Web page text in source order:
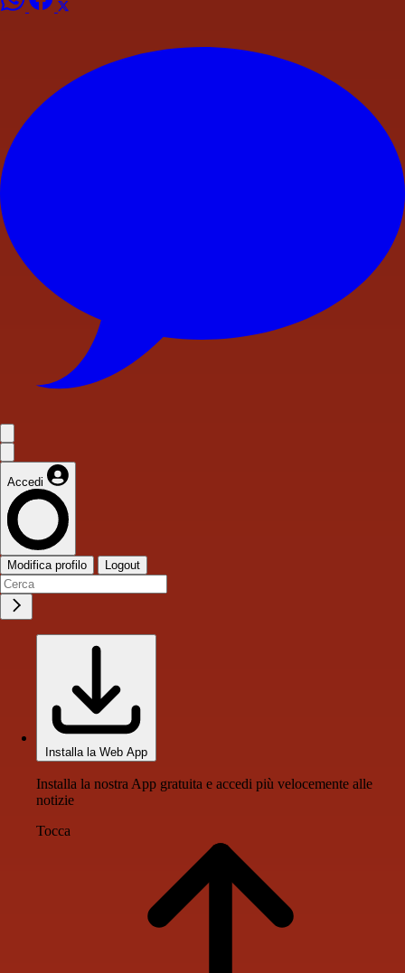
Accedi
Modifica profilo Logout
Installa la Web App
Installa la nostra App gratuita e accedi più velocemente alle
notizie
Tocca